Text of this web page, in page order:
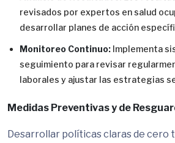
revisados por expertos en salud
desarrollar planes de acción
Monitoreo Continuo: Implementa
seguimiento para revisar
laborales y ajustar las estrategias
Medidas Preventivas y de
Desarrollar políticas claras de cero